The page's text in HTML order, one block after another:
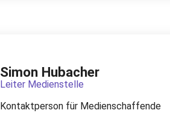
Simon Hubacher
Leiter Medienstelle
Kontaktperson für Medienschaffende